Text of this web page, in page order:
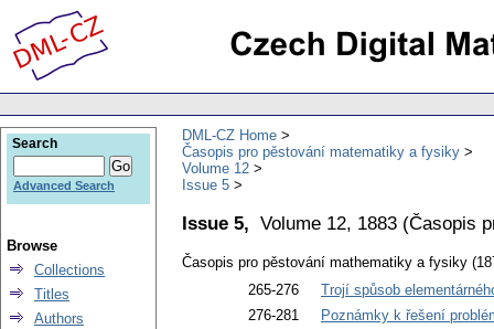
DML-CZ Home
Časopis pro pěstování matematiky a fysiky
Volume 12
Issue 5
Issue 5, Volume 12, 1883 (Časopis
Časopis pro pěstování mathematiky a fysiky
265-276
Trojí spůsob
276-281
Poznámky k řešení
Search
Advanced Search
Browse
Collections
Titles
Authors